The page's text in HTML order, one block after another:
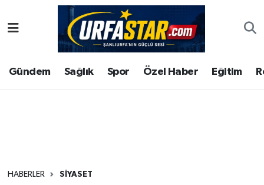
Gündem Sağlık Spor Özel Haber Eğitim
HABERLER SIYASET
ASAYİS
ÇEVRE
Şanlıurfa Nöbetçi Eczaneler
Şanlıurfa Hava Durumu